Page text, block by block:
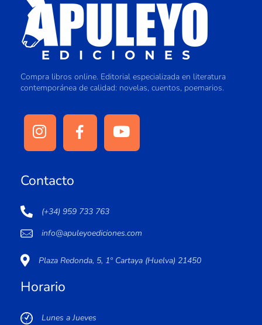
Compra libros online. Editorial especializada en literatura
contemporánea de calidad: novelas, cuentos, poemarios.
Contacto
(+34) 959 733 763
info@apuleyoediciones.com
Plaza Redonda, 5, 1º Cartaya (Huelva) 21450
Horario
Lunes a Jueves